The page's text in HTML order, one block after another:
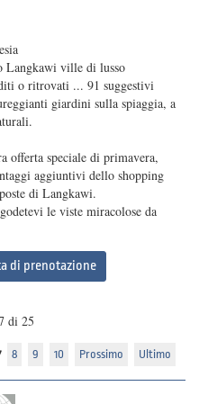
Langkawi ville di lusso
o ritrovati ... 91 suggestivi
giardini sulla spiaggia, a
offerta speciale di primavera,
aggiuntivi dello shopping
di Langkawi.
le viste miracolose da
di prenotazione
di 25
8 9 10 Prossimo Ultimo